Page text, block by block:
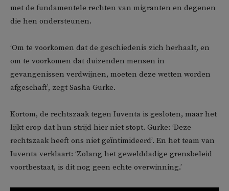
met de fundamentele rechten van migranten en degenen
die hen ondersteunen.
‘Om te voorkomen dat de geschiedenis zich herhaalt, en
om te voorkomen dat duizenden mensen in
gevangenissen verdwijnen, moeten deze wetten worden
afgeschaft’, zegt Sasha Gurke.
Kortom, de rechtszaak tegen Iuventa is gesloten, maar het
lijkt erop dat hun strijd hier niet stopt. Gurke: ‘Deze
rechtszaak heeft ons niet geïntimideerd’. En het team van
Iuventa verklaart: ‘Zolang het gewelddadige grensbeleid
voortbestaat, is dit nog geen echte overwinning.’